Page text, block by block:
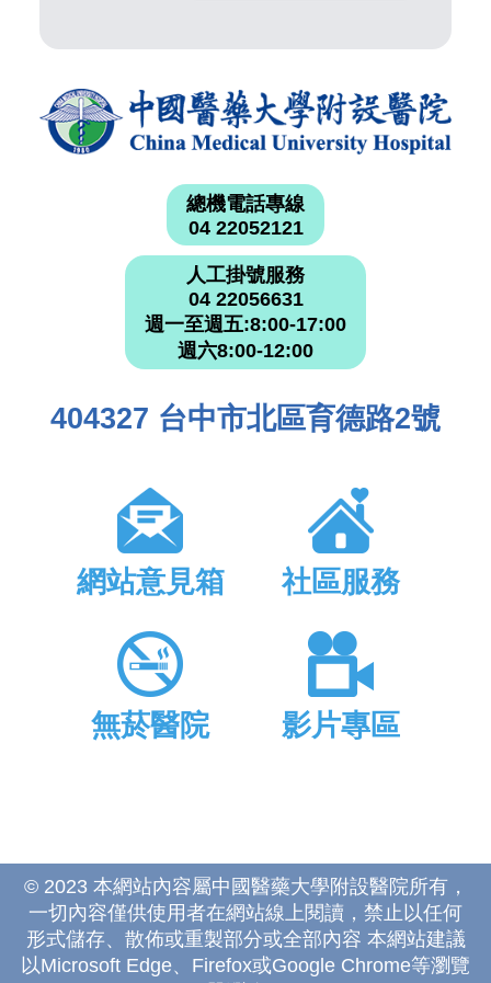
總機電話專線
04 22052121
人工掛號服務
04 22056631
週一至週五:8:00-17:00
週六8:00-12:00
404327 台中市北區育德路2號
網站意見箱 社區服務
無菸醫院 影片專區
© 2023 本網站內容屬中國醫藥大學附設醫院所有，
一切內容僅供使用者在網站線上閱讀，禁止以任何
形式儲存、散佈或重製部分或全部內容 本網站建議
以Microsoft Edge、Firefox或Google Chrome等瀏覽